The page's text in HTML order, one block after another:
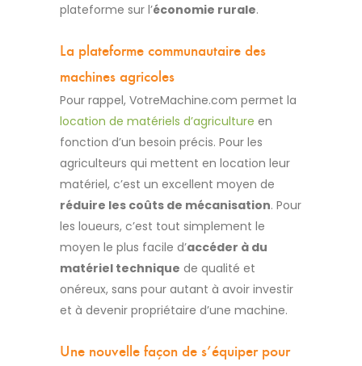
plateforme sur l’économie rurale.
La plateforme communautaire des
machines agricoles
Pour rappel, VotreMachine.com permet la
location de matériels d’agriculture en
fonction d’un besoin précis. Pour les
agriculteurs qui mettent en location leur
matériel, c’est un excellent moyen de
réduire les coûts de mécanisation. Pour
les loueurs, c’est tout simplement le
moyen le plus facile d’accéder à du
matériel technique de qualité et
onéreux, sans pour autant à avoir investir
et à devenir propriétaire d’une machine.
Une nouvelle façon de s’équiper pour